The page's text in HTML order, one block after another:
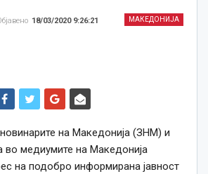
МАКЕДОНИЈА
18/03/2020 9:26:21
на Македонија (ЗНМ) и
во медиумите на Македонија
на подобро информирана јавност